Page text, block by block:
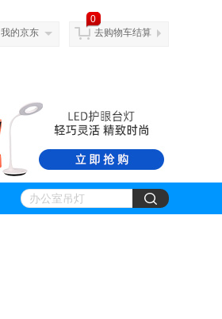
我的京东
0
去购物车结算